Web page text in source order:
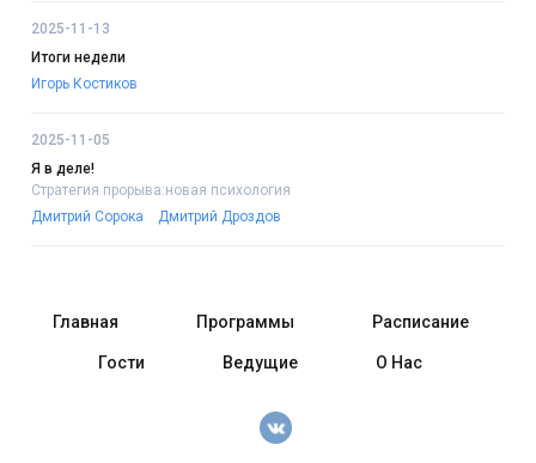
2025-11-13
Итоги недели
Игорь Костиков
2025-11-05
Я в деле!
Стратегия прорыва:новая психология
Дмитрий Сорока
Дмитрий Дроздов
Главная Программы Расписание
Гости Ведущие О Нас